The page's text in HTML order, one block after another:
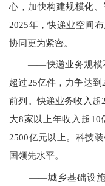
心，加快构建规模化
2025年，快递业空间
协同更为紧密。
——快递业务规模
超过25亿件，力争达到
前列。快递业务收入超
大8家以上年收入超 10
2500亿元以上。科技
国领先水平。
——城乡基础设